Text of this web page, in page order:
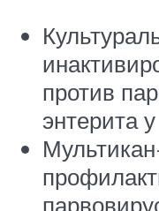
против
энтерита